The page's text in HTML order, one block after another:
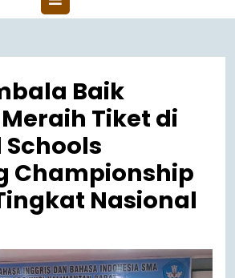
Baik
Tiket di
Championship
Nasional